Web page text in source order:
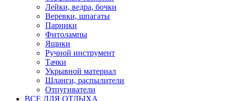
Лейки, ведра, бочки
Веревки, шпагаты
Парники
Фитолампы
Ящики
Ручной инструмент
Тачки
Укрывной материал
Шланги, распылители
Отпугиватели
ВСЕ ДЛЯ ОТДЫХА